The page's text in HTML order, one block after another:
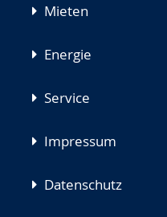
Mieten
Energie
Service
Impressum
Datenschutz